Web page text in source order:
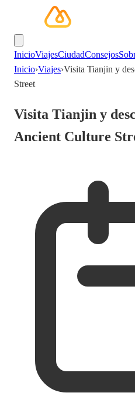
InicioViajesCiudadConsejos
Inicio›Viajes›Visita Tianjin y
Street
Visita Tianjin y
Ancient Culture